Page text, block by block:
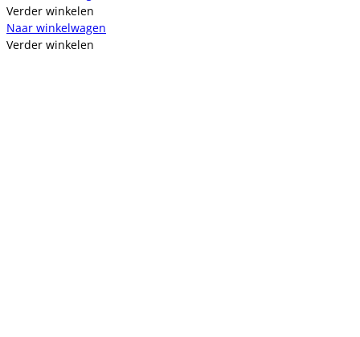
Verder winkelen
Naar winkelwagen
Verder winkelen